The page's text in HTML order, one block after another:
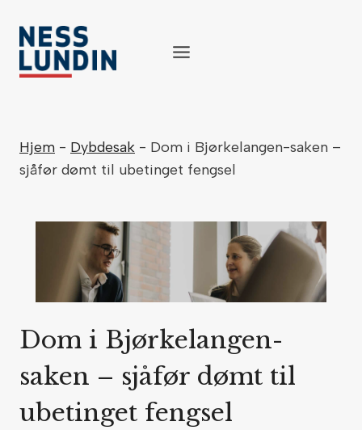
content
Hjem - Dybdesak - Dom i Bjørkelangen-saken –
sjåfør dømt til ubetinget fengsel
Dom i Bjørkelangen-
saken – sjåfør dømt til
ubetinget fengsel